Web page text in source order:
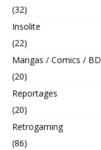
(32)
Insolite
(22)
Mangas / Comics / BD
(20)
Reportages
(20)
Retrogaming
(86)